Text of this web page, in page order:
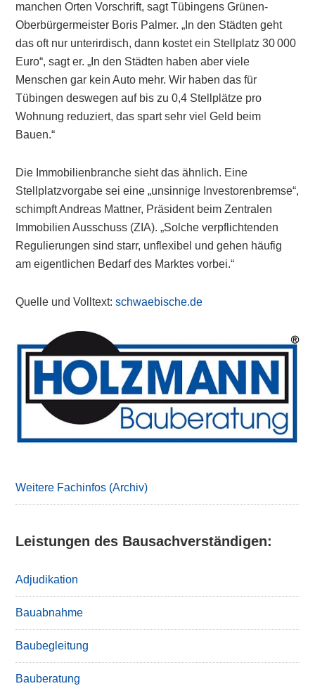
manchen Orten Vorschrift, sagt Tübingens Grünen-
Oberbürgermeister Boris Palmer. „In den Städten geht
das oft nur unterirdisch, dann kostet ein Stellplatz 30 000
Euro“, sagt er. „In den Städten haben aber viele
Menschen gar kein Auto mehr. Wir haben das für
Tübingen deswegen auf bis zu 0,4 Stellplätze pro
Wohnung reduziert, das spart sehr viel Geld beim
Bauen.“
Die Immobilienbranche sieht das ähnlich. Eine
Stellplatzvorgabe sei eine „unsinnige Investorenbremse“,
schimpft Andreas Mattner, Präsident beim Zentralen
Immobilien Ausschuss (ZIA). „Solche verpflichtenden
Regulierungen sind starr, unflexibel und gehen häufig
am eigentlichen Bedarf des Marktes vorbei.“
Quelle und Volltext:schwaebische.de
Primary
Sidebar
Weitere Fachinfos (Archiv)
Leistungen des Bausachverständigen:
Adjudikation
Bauabnahme
Baubegleitung
Bauberatung